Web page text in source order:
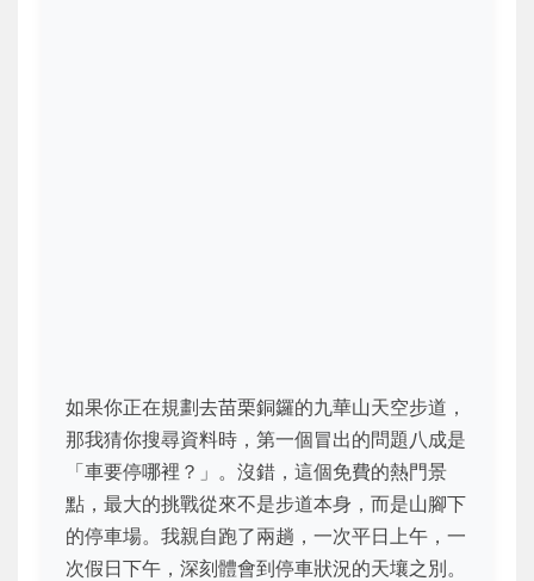
如果你正在規劃去苗栗銅鑼的九華山天空步道，
那我猜你搜尋資料時，第一個冒出的問題八成是
「車要停哪裡？」。沒錯，這個免費的熱門景
點，最大的挑戰從來不是步道本身，而是山腳下
的停車場。我親自跑了兩趟，一次平日上午，一
次假日下午，深刻體會到停車狀況的天壤之別。